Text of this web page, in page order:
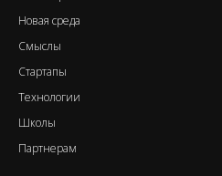
Новая среда
Смыслы
Стартапы
Технологии
Школы
Партнерам